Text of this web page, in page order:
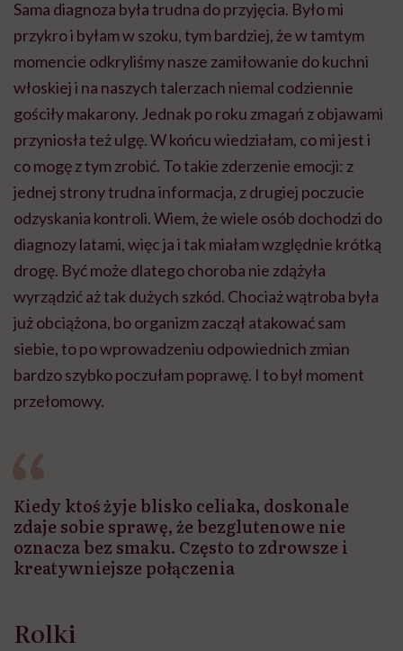
Sama diagnoza była trudna do przyjęcia. Było mi
przykro i byłam w szoku, tym bardziej, że w tamtym
momencie odkryliśmy nasze zamiłowanie do kuchni
włoskiej i na naszych talerzach niemal codziennie
gościły makarony. Jednak po roku zmagań z objawami
przyniosła też ulgę. W końcu wiedziałam, co mi jest i
co mogę z tym zrobić. To takie zderzenie emocji: z
jednej strony trudna informacja, z drugiej poczucie
odzyskania kontroli. Wiem, że wiele osób dochodzi do
diagnozy latami, więc ja i tak miałam względnie krótką
drogę. Być może dlatego choroba nie zdążyła
wyrządzić aż tak dużych szkód. Chociaż wątroba była
już obciążona, bo organizm zaczął atakować sam
siebie, to po wprowadzeniu odpowiednich zmian
bardzo szybko poczułam poprawę. I to był moment
przełomowy.
Kiedy ktoś żyje blisko celiaka, doskonale
zdaje sobie sprawę, że bezglutenowe nie
oznacza bez smaku. Często to zdrowsze i
kreatywniejsze połączenia
Rolki